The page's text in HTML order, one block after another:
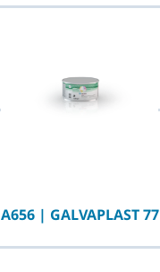
A656 | GALVAPLAST 77